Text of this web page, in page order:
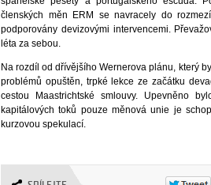
členských měn ERM se navracely do
podporovány devizovými intervencemi.
léta za sebou.
Na rozdíl od dřívějšího Wernerova plánu, který
problémů opuštěn, trpké lekce ze začátku
cestou Maastrichtské smlouvy. Upevněno
kapitálových toků pouze měnová unie je
kurzovou spekulací.